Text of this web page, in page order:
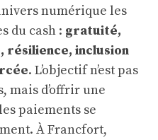
numérique les
du cash : gratuité,
résilience, inclusion
. L’objectif n’est pas
mais d’offrir une
paiements se
À Francfort,